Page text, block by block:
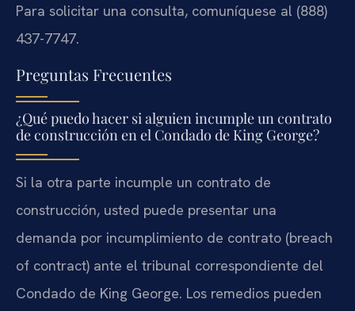
Para solicitar una consulta, comuníquese al (888)
437-7747.
Preguntas Frecuentes
¿Qué puedo hacer si alguien incumple un contrato
de construcción en el Condado de King George?
Si la otra parte incumple un contrato de
construcción, usted puede presentar una
demanda por incumplimiento de contrato (breach
of contract) ante el tribunal correspondiente del
Condado de King George. Los remedios pueden